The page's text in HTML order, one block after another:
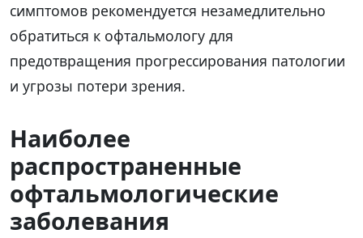
симптомов рекомендуется незамедлительно
обратиться к офтальмологу для
предотвращения прогрессирования патологии
и угрозы потери зрения.
Наиболее
распространенные
офтальмологические
заболевания